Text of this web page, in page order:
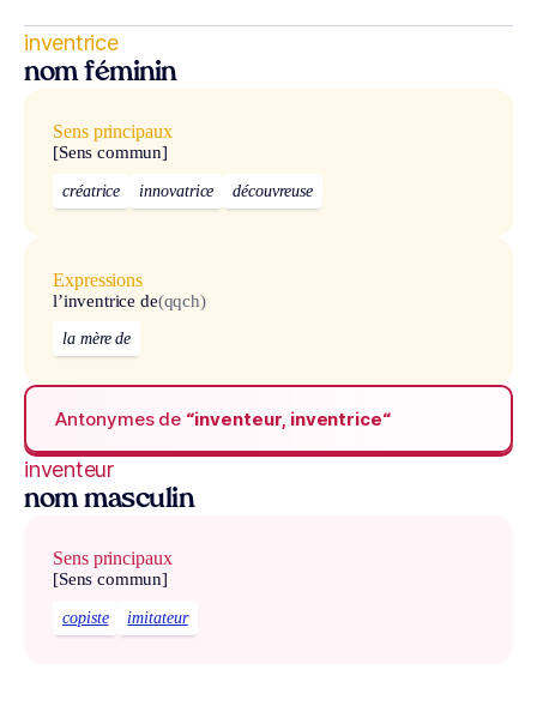
inventrice
nom féminin
Sens principaux
[Sens commun]
créatrice innovatrice découvreuse
Expressions
l’inventrice de(qqch)
la mère de
Antonymes de “inventeur, inventrice“
inventeur
nom masculin
Sens principaux
[Sens commun]
copiste imitateur